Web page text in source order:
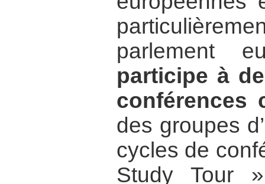
parlement
participe à
conférences
des groupes
cycles de
Study Tour